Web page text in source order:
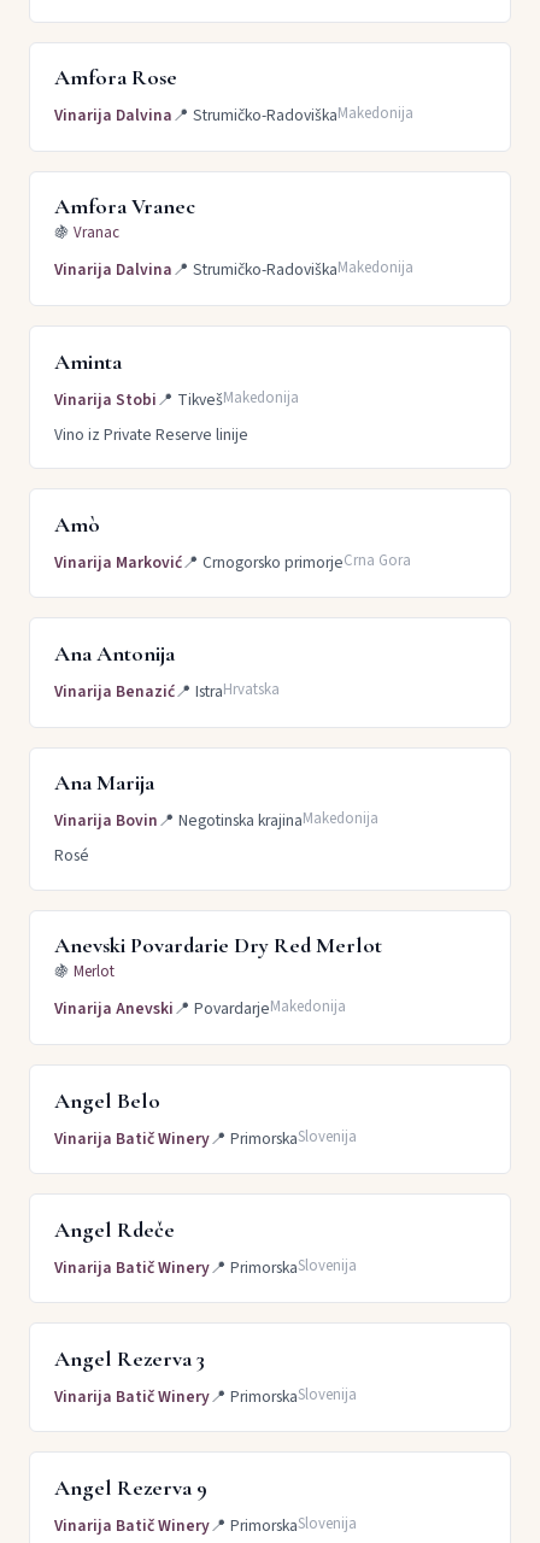
Amfora Rose
Vinarija Dalvina📍 Strumičko-RadoviškaMakedonija
Amfora Vranec
🍇 Vranac
Vinarija Dalvina📍 Strumičko-RadoviškaMakedonija
Aminta
Vinarija Stobi📍 TikvešMakedonija
Vino iz Private Reserve linije
Amò
Vinarija Marković📍 Crnogorsko primorjeCrna Gora
Ana Antonija
Vinarija Benazić📍 IstraHrvatska
Ana Marija
Vinarija Bovin📍 Negotinska krajinaMakedonija
Rosé
Anevski Povardarie Dry Red Merlot
🍇 Merlot
Vinarija Anevski📍 PovardarjeMakedonija
Angel Belo
Vinarija Batič Winery📍 PrimorskaSlovenija
Angel Rdeče
Vinarija Batič Winery📍 PrimorskaSlovenija
Angel Rezerva 3
Vinarija Batič Winery📍 PrimorskaSlovenija
Angel Rezerva 9
Vinarija Batič Winery📍 PrimorskaSlovenija